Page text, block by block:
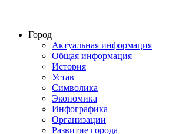
Город
Актуальная информация
Общая информация
История
Устав
Символика
Экономика
Инфографика
Организации
Развитие города